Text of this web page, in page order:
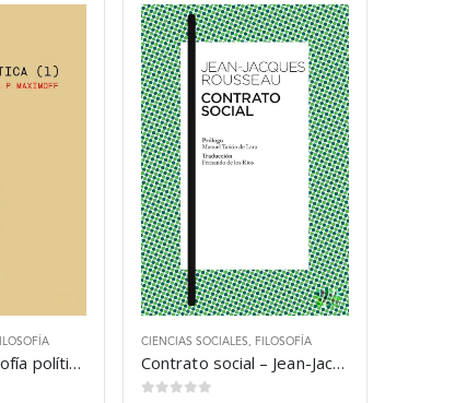
Escritos de filosofía política (1) – Mijail Bakunin
CIENCIAS SOCIALES FILOSOFÍA
Contrato social – Jean-Jacques Rousseau